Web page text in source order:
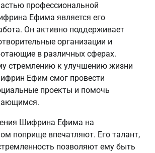
профессиональной
Ефима является его
Он активно поддерживает
организации и
в различных сферах.
стремлению к улучшению жизни
Ефим смог провести
проекты и помочь
Шифрина Ефима на
поприще впечатляют. Его талант,
позволяют ему быть